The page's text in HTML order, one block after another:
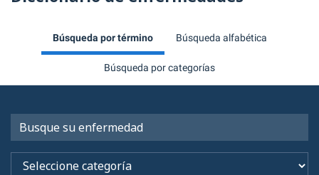
Búsqueda por término Búsqueda alfabética
Búsqueda por categorías